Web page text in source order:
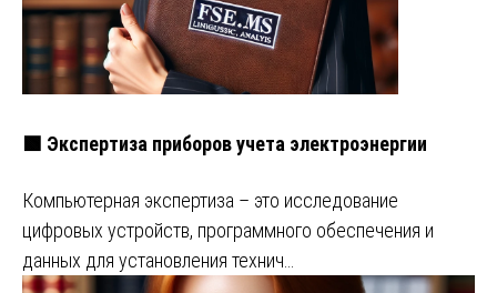
🟩 Экспертиза приборов учета электроэнергии
Компьютерная экспертиза – это исследование
цифровых устройств, программного обеспечения и
данных для установления технич…